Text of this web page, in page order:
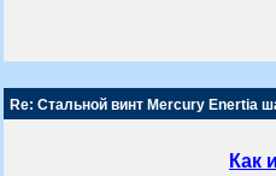
Re: Стальной винт Mercury Enertia
Как